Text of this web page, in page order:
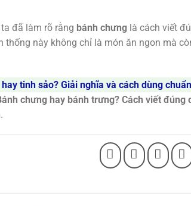
đã làm rõ rằng bánh chưng là cách viết
thống này không chỉ là món ăn ngon mà
tinh sảo? Giải nghĩa và cách dùng
chưng hay bánh trưng? Cách viết đúng
.